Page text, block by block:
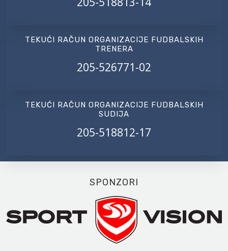
TEKUĆI RAČUN ORGANIZACIJE FUDBALSKIH
TRENERA
205-526771-02
TEKUĆI RAČUN ORGANIZACIJE FUDBALSKIH
SUDIJA
205-518812-17
SPONZORI